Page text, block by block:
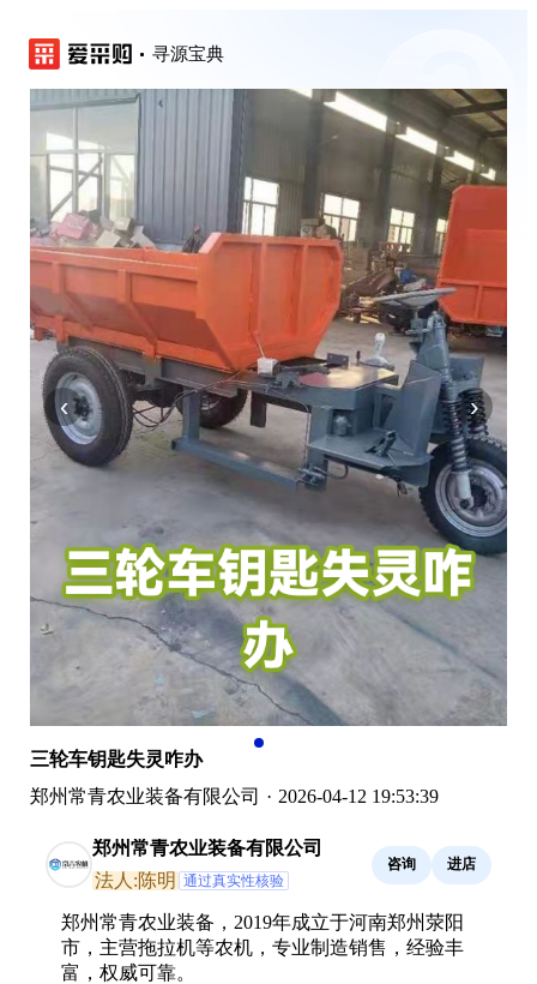
寻源宝典
‹ ›
三轮车钥匙失灵咋办
郑州常青农业装备有限公司 · 2026-04-12 19:53:39
郑州常青农业装备有限公司
法人:陈明 通过真实性核验
咨询 进店
郑州常青农业装备，2019年成立于河南郑州荥阳
市，主营拖拉机等农机，专业制造销售，经验丰
富，权威可靠。